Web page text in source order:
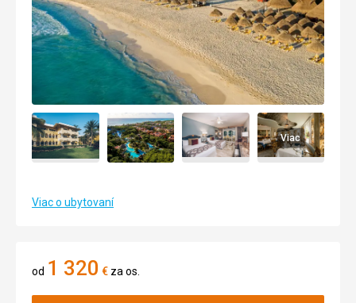
Viac
Viac o ubytovaní
od 1 320 € za os.